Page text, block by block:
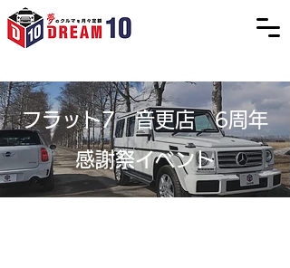
フラット7 音更店 6周年
感謝祭イベント